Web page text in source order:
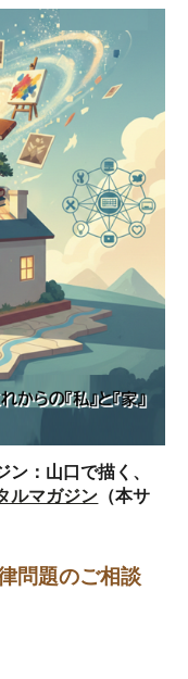
ン：山口で描く、
ルマガジン （本サ
問題のご相談